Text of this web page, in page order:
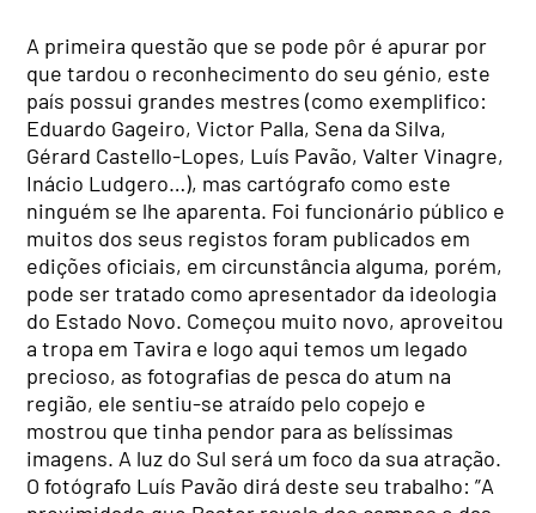
A primeira questão que se pode pôr é apurar por
que tardou o reconhecimento do seu génio, este
país possui grandes mestres (como exemplifico:
Eduardo Gageiro, Victor Palla, Sena da Silva,
Gérard Castello-Lopes, Luís Pavão, Valter Vinagre,
Inácio Ludgero…), mas cartógrafo como este
ninguém se lhe aparenta. Foi funcionário público e
muitos dos seus registos foram publicados em
edições oficiais, em circunstância alguma, porém,
pode ser tratado como apresentador da ideologia
do Estado Novo. Começou muito novo, aproveitou
a tropa em Tavira e logo aqui temos um legado
precioso, as fotografias de pesca do atum na
região, ele sentiu-se atraído pelo copejo e
mostrou que tinha pendor para as belíssimas
imagens. A luz do Sul será um foco da sua atração.
O fotógrafo Luís Pavão dirá deste seu trabalho: ”A